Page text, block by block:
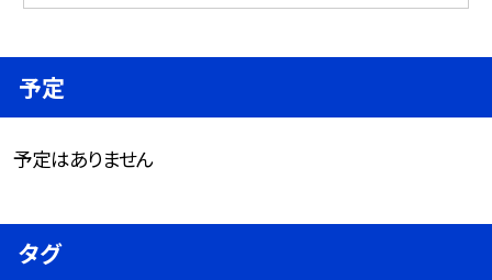
予定
予定はありません
タグ